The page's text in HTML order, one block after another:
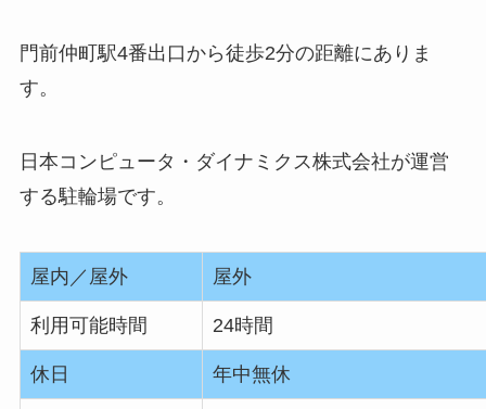
門前仲町駅4番出口から徒歩2分の距離にありま
す。
日本コンピュータ・ダイナミクス株式会社が運営
する駐輪場です。
屋内／屋外 屋外
利用可能時間 24時間
休日 年中無休